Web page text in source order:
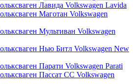
Volkswagen Lavida
Volkswagen
Volkswagen
Volkswagen New
Volkswagen Parati
Volkswagen